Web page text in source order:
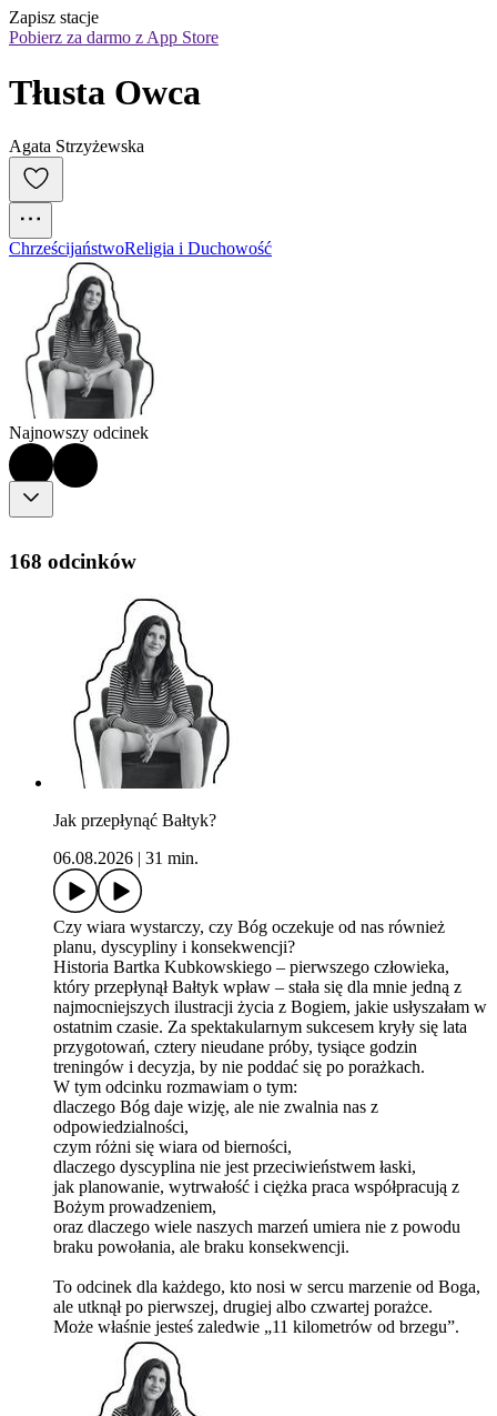
Zapisz stacje
Pobierz za darmo z App Store
Tłusta Owca
Agata Strzyżewska
ChrześcijaństwoReligia i Duchowość
Najnowszy odcinek
168 odcinków
Jak przepłynąć Bałtyk?
06.08.2026
31 min.
Czy wiara wystarczy, czy Bóg oczekuje od nas również
planu, dyscypliny i konsekwencji?
Historia Bartka Kubkowskiego – pierwszego człowieka,
który przepłynął Bałtyk wpław – stała się dla mnie jedną z
najmocniejszych ilustracji życia z Bogiem, jakie usłyszałam w
ostatnim czasie. Za spektakularnym sukcesem kryły się lata
przygotowań, cztery nieudane próby, tysiące godzin
treningów i decyzja, by nie poddać się po porażkach.
W tym odcinku rozmawiam o tym:
dlaczego Bóg daje wizję, ale nie zwalnia nas z
odpowiedzialności,
czym różni się wiara od bierności,
dlaczego dyscyplina nie jest przeciwieństwem łaski,
jak planowanie, wytrwałość i ciężka praca współpracują z
Bożym prowadzeniem,
oraz dlaczego wiele naszych marzeń umiera nie z powodu
braku powołania, ale braku konsekwencji.
To odcinek dla każdego, kto nosi w sercu marzenie od Boga,
ale utknął po pierwszej, drugiej albo czwartej porażce.
Może właśnie jesteś zaledwie „11 kilometrów od brzegu”.